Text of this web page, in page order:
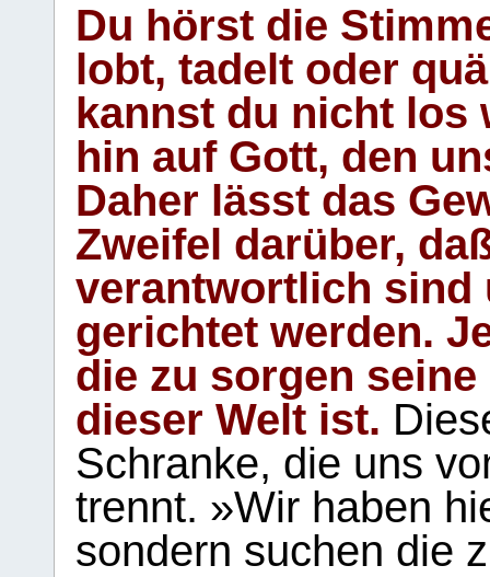
Du hörst die
lobt, tadelt oder
kannst du nicht los
hin auf Gott, den
Daher lässt das
Zweifel darüber,
verantwortlich sind
gerichtet werden.
die zu sorgen
dieser Welt ist.
Schranke, die uns
trennt. »Wir haben
sondern suchen die